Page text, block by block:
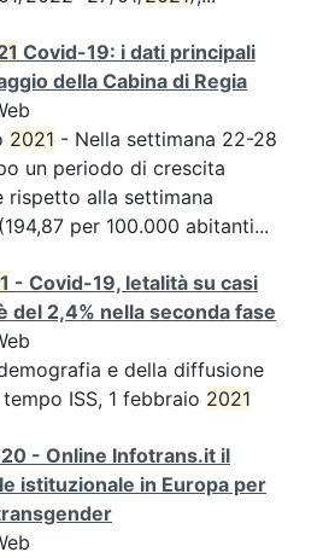
Covid-19: i dati principali
della Cabina di Regia
2021 - Nella settimana 22-28
un periodo di crescita
rispetto alla settimana
per 100.000 abitanti...
- Covid-19, letalità su casi
del 2,4% nella seconda fase
e della diffusione
ISS, 1 febbraio 2021
- Online Infotrans.it il
istituzionale in Europa per